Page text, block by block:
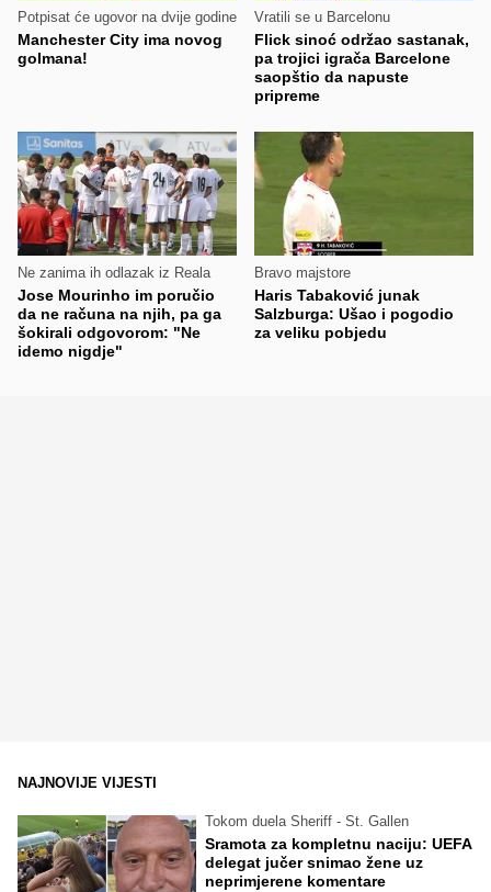
Potpisat će ugovor na dvije godine
Manchester City ima novog
golmana!
Vratili se u Barcelonu
Flick sinoć održao sastanak,
pa trojici igrača Barcelone
saopštio da napuste
pripreme
Ne zanima ih odlazak iz Reala
Jose Mourinho im poručio
da ne računa na njih, pa ga
šokirali odgovorom: "Ne
idemo nigdje"
Bravo majstore
Haris Tabaković junak
Salzburga: Ušao i pogodio
za veliku pobjedu
NAJNOVIJE VIJESTI
Tokom duela Sheriff - St. Gallen
Sramota za kompletnu naciju: UEFA
delegat jučer snimao žene uz
neprimjerene komentare